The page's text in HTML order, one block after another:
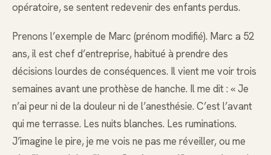
opératoire, se sentent redevenir des enfants perdus.
Prenons l’exemple de Marc (prénom modifié). Marc a 52
ans, il est chef d’entreprise, habitué à prendre des
décisions lourdes de conséquences. Il vient me voir trois
semaines avant une prothèse de hanche. Il me dit : « Je
n’ai peur ni de la douleur ni de l’anesthésie. C’est l’avant
qui me terrasse. Les nuits blanches. Les ruminations.
J’imagine le pire, je me vois ne pas me réveiller, ou me